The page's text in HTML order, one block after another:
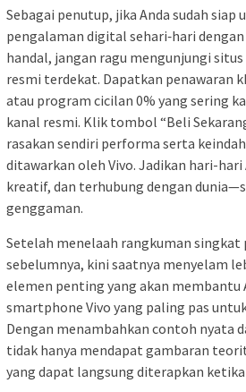
Sebagai penutup, jika Anda sudah
pengalaman digital sehari‑hari
handal, jangan ragu mengunjungi
resmi terdekat. Dapatkan penawaran
atau program cicilan 0% yang sering
kanal resmi. Klik tombol “Beli
rasakan sendiri performa serta
ditawarkan oleh Vivo. Jadikan hari-
kreatif, dan terhubung dengan
genggaman.
Setelah menelaah rangkuman singkat
sebelumnya, kini saatnya menyelam
elemen penting yang akan membantu
smartphone Vivo yang paling pas
Dengan menambahkan contoh nyata
tidak hanya mendapat gambaran
yang dapat langsung diterapkan